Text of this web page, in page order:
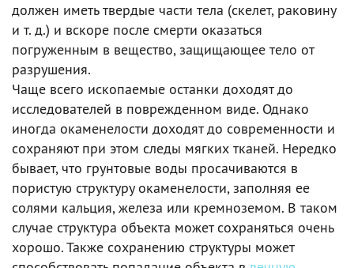
должен иметь твердые части тела (скелет, раковину
и т. д.) и вскоре после смерти оказаться
погруженным в вещество, защищающее тело от
разрушения.
Чаще всего ископаемые останки доходят до
исследователей в поврежденном виде. Однако
иногда окаменелости доходят до современности и
сохраняют при этом следы мягких тканей. Нередко
бывает, что грунтовые воды просачиваются в
пористую структуру окаменелости, заполняя ее
солями кальция, железа или кремноземом. В таком
случае структура объекта может сохраняться очень
хорошо. Также сохранению структуры может